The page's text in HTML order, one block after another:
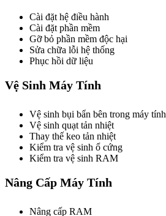
Cài đặt hệ điều hành
Cài đặt phần mềm
Gỡ bỏ phần mềm độc hại
Sửa chữa lỗi hệ thống
Phục hồi dữ liệu
Vệ Sinh Máy Tính
Vệ sinh bụi bẩn bên trong máy tính
Vệ sinh quạt tản nhiệt
Thay thế keo tản nhiệt
Kiểm tra vệ sinh ổ cứng
Kiểm tra vệ sinh RAM
Nâng Cấp Máy Tính
Nâng cấp RAM